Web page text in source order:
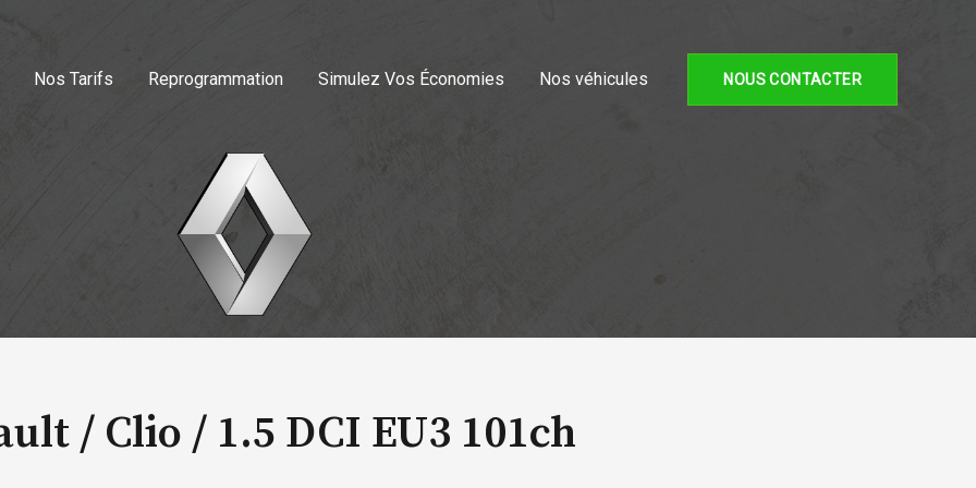
Nos Tarifs Reprogrammation Simulez Vos Économies Nos véhicules NOUS CONTACTER
/ Clio / 1.5 DCI EU3 101ch